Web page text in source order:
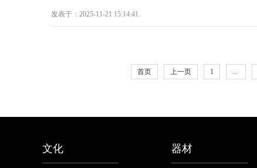
发表于：2025-11-21 15:14:41
首页 上一页 1 ...
文化 器材